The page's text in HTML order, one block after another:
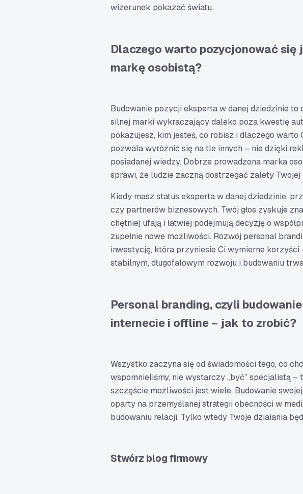
wizerunek pokazać światu.
Dlaczego warto pozycjonować się
markę osobistą?
Budowanie pozycji eksperta w danej dziedzinie
silnej marki wykraczający daleko poza kwestię
pokazujesz, kim jesteś, co robisz i dlaczego warto
pozwala wyróżnić się na tle innych – nie dzięki
posiadanej wiedzy. Dobrze prowadzona marka
sprawi, że ludzie zaczną dostrzegać zalety Twojej
Kiedy masz status eksperta w danej dziedzinie,
czy partnerów biznesowych. Twój głos zyskuje
chętniej ufają i łatwiej podejmują decyzję o
zupełnie nowe możliwości. Rozwój personal
inwestycję, która przyniesie Ci wymierne korzyści
stabilnym, długofalowym rozwoju i budowaniu
Personal branding, czyli
internecie i offline – jak to zrobić?
Wszystko zaczyna się od świadomości tego, co
wspomnieliśmy, nie wystarczy „być” specjalistą
szczęście możliwości jest wiele. Budowanie
oparty na przemyślanej strategii obecności w
budowaniu relacji. Tylko wtedy Twoje działania
Stwórz blog firmowy